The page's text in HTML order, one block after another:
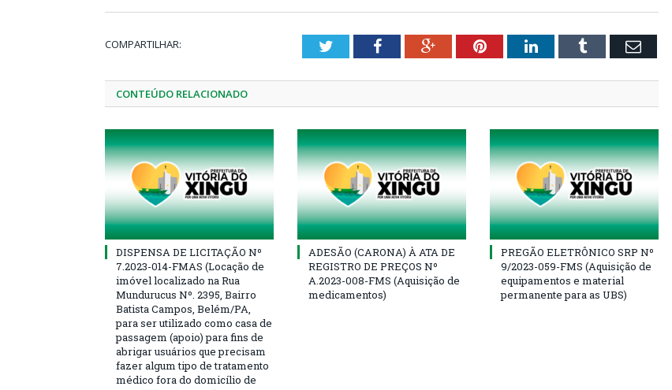
COMPARTILHAR: TwitterFacebookGoogle+PinterestLinkedInTumblr Email
CONTEÚDO RELACIONADO
DISPENSA DE LICITAÇÃO Nº
7.2023-014-FMAS (Locação de
imóvel localizado na Rua
Mundurucus Nº. 2395, Bairro
Batista Campos, Belém/PA,
para ser utilizado como casa de
passagem (apoio) para fins de
abrigar usuários que precisam
fazer algum tipo de tratamento
médico fora do domicílio de
ADESÃO (CARONA) À ATA DE
REGISTRO DE PREÇOS Nº
A.2023-008-FMS (Aquisição de
medicamentos)
PREGÃO ELETRÔNICO SRP Nº
9/2023-059-FMS (Aquisição de
equipamentos e material
permanente para as UBS)